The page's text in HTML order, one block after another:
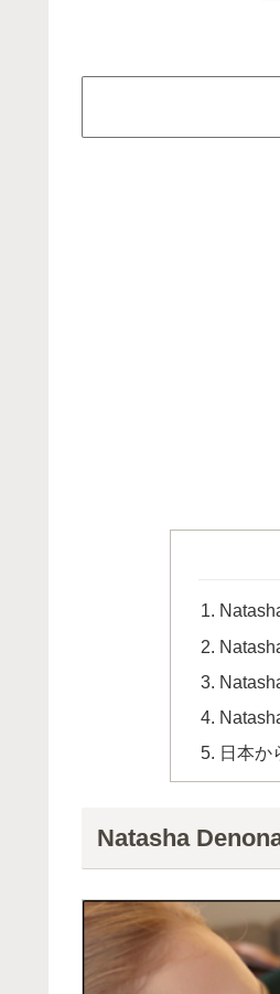
日本か
Natasha